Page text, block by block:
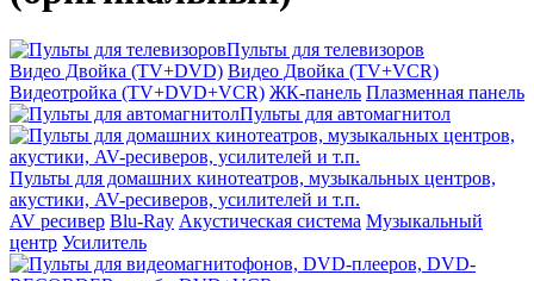
Пульты для телевизоров
Видео Двойка (TV+DVD) Видео Двойка (TV+VCR)
Видеотройка (TV+DVD+VCR) ЖК-панель Плазменная панель
Пульты для автомагнитол
Пульты для домашних кинотеатров, музыкальных центров,
акустики, AV-ресиверов, усилителей и т.п.
AV ресивер Blu-Ray Акустическая система Музыкальный
центр Усилитель